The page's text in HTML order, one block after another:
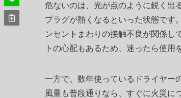
危ないのは、光が点のように鋭く出
プラグが熱くなるといった状態です
ンセントまわりの接触不良が関係し
トの心配もあるため、迷ったら使用
一方で、数年使っているドライヤー
風量も普段通りなら、すぐに火災に